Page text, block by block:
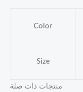
Color
Size
منتجات ذات صلة